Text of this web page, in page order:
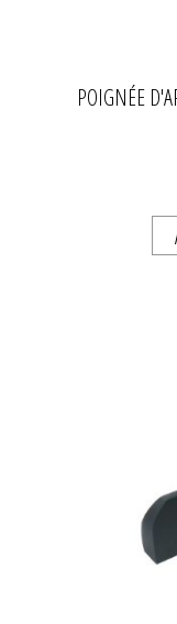
POIGNÉE